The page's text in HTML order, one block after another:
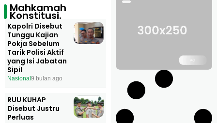
Mahkamah
Konstitusi.
Kapolri Disebut
Tunggu Kajian
Pokja Sebelum
Tarik Polisi Aktif
yang Isi Jabatan
Sipil
Nasional 9 bulan ago
RUU KUHAP
Disebut Justru
Perluas